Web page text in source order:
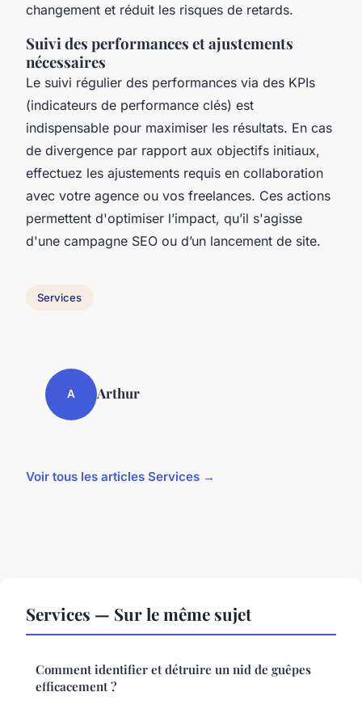
changement et réduit les risques de retards.
Suivi des performances et ajustements
nécessaires
Le suivi régulier des performances via des KPIs
(indicateurs de performance clés) est
indispensable pour maximiser les résultats. En cas
de divergence par rapport aux objectifs initiaux,
effectuez les ajustements requis en collaboration
avec votre agence ou vos freelances. Ces actions
permettent d'optimiser l’impact, qu’il s'agisse
d'une campagne SEO ou d’un lancement de site.
Services
A Arthur
Voir tous les articles Services →
Services — Sur le même sujet
Comment identifier et détruire un nid de guêpes
efficacement ?